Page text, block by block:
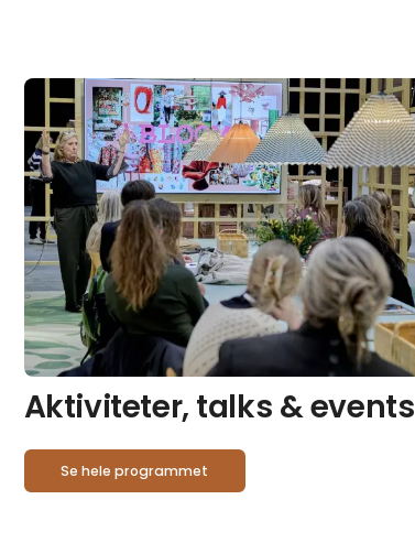
Aktiviteter, talks & events
Se hele programmet